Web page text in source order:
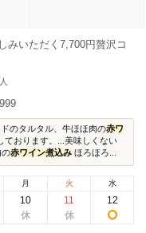
みいただく7,700円贅沢コ
人
のタルタル、牛ほほ肉の赤ワ
ております。...美味しくない
の赤ワイン煮込み ほろほろ...
月
10
火
11
水
12